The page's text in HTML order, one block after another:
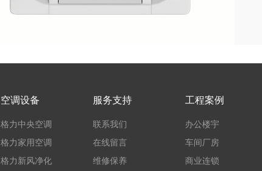
空调设备
格力中央空调
格力家用空调
格力新风净化
服务支持
联系我们
在线留言
维修保养
工程案例
办公楼宇
车间厂房
商业连锁